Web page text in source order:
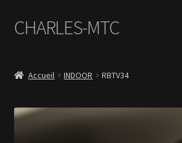
Aller
à
navigation
Aller
au
CHARLES-MTC
Le Book Portfolio
Accueil INDOOR RBTV34